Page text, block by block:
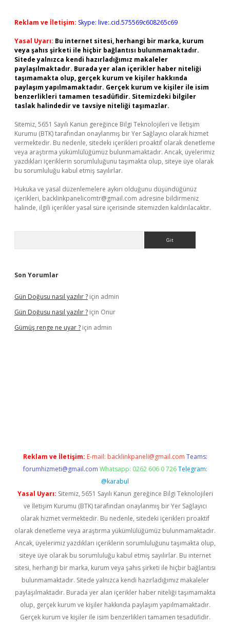
Reklam ve İletişim: Skype: live:.cid.575569c608265c69
Yasal Uyarı: Bu internet sitesi, herhangi bir marka, kurum
veya şahıs şirketi ile hiçbir bağlantısı bulunmamaktadır.
Sitede yalnızca kendi hazırladığımız makaleler
paylaşılmaktadır. Burada yer alan içerikler haber niteliği
taşımamakta olup, gerçek kurum ve kişiler hakkında
paylaşım yapılmamaktadır. Gerçek kurum ve kişiler ile isim
benzerlikleri tamamen tesadüfidir. Sitemizdeki bilgiler
taslak halindedir ve tavsiye niteliği taşımazlar.
Sitemiz, 5651 Sayılı Kanun gereğince Bilgi Teknolojileri ve İletişim
Kurumu (BTK) tarafından onaylanmış bir Yer Sağlayıcı olarak hizmet
vermektedir. Bu nedenle, sitedeki içerikleri proaktif olarak denetleme
veya araştırma yükümlülüğümüz bulunmamaktadır. Ancak, üyelerimiz
yazdıkları içeriklerin sorumluluğunu taşımakta olup, siteye üye olarak
bu sorumluluğu kabul etmiş sayılırlar.
Hukuka ve yasal düzenlemelere aykırı olduğunu düşündüğünüz
içerikleri, backlinkpanelicomtr@gmail.com adresine bildirmeniz
halinde, ilgili içerikler yasal süre içerisinde sitemizden kaldırılacaktır.
Son Yorumlar
Gün Doğusu nasıl yazılır ? için admin
Gün Doğusu nasıl yazılır ? için Onur
Gümüş renge ne uyar ? için admin
Reklam ve İletişim: E-mail: backlinkpaneli@gmail.com Teams:
forumhizmeti@gmail.com Whatsapp: 0262 606 0 726 Telegram:
@karabul
Yasal Uyarı: Sitemiz, 5651 Sayılı Kanun gereğince Bilgi Teknolojileri
ve İletişim Kurumu (BTK) tarafından onaylanmış bir Yer Sağlayıcı
olarak hizmet vermektedir. Bu nedenle, sitedeki içerikleri proaktif
olarak denetleme veya araştırma yükümlülüğümüz bulunmamaktadır.
Ancak, üyelerimiz yazdıkları içeriklerin sorumluluğunu taşımakta olup,
siteye üye olarak bu sorumluluğu kabul etmiş sayılırlar. Bu internet
sitesi, herhangi bir marka, kurum veya şahıs şirketi ile hiçbir bağlantısı
bulunmamaktadır. Sitede yalnızca kendi hazırladığımız makaleler
paylaşılmaktadır. Burada yer alan içerikler haber niteliği taşımamakta
olup, gerçek kurum ve kişiler hakkında paylaşım yapılmamaktadır.
Gerçek kurum ve kişiler ile isim benzerlikleri tamamen tesadüfidir.